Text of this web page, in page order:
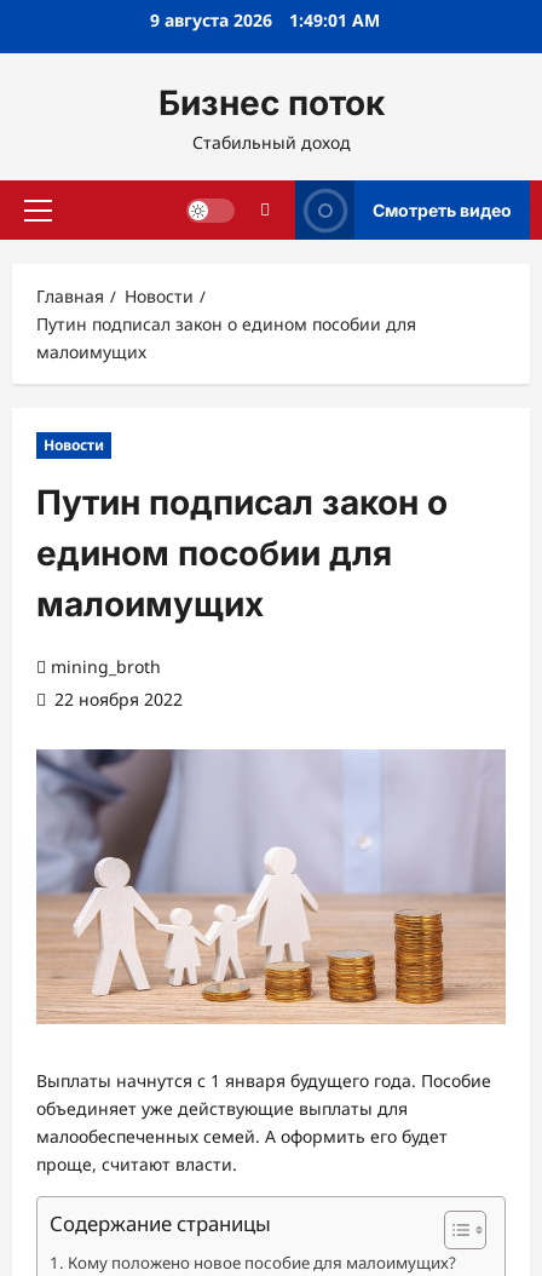
9 августа 2026 1:49:02 AM
Бизнес поток
Стабильный доход
Основное
Смотреть видео
Главная
Новости
Путин подписал закон о едином пособии для
малоимущих
Новости
Путин подписал закон о
едином пособии для
малоимущих
mining_broth
22 ноября 2022
Выплаты начнутся с 1 января будущего года. Пособие
объединяет уже действующие выплаты для
малообеспеченных семей. А оформить его будет
проще, считают власти.
Содержание страницы
Кому положено новое пособие для малоимущих?